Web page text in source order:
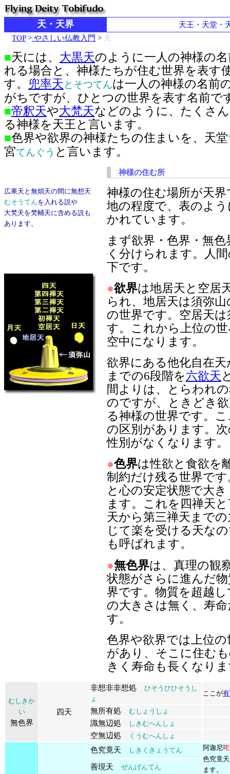
天・天界
天王・天堂・
TOP> やさしい仏教入門 > 天
■天には、 大黒天のように一人の神様の
れる場合と、神様たちが住む世界を表す
す。
兜率天 とそつてんは一人の神様の名前
がちですが、ひとつの世界を表す名前で
■帝釈天や大梵天などのように、たくさ
る神様を天王と言います。
■色界や欲界の神様たちの住まいを、天堂
宮てんぐう と言います。
広果天と無煩天の間に無想天
むそうてんを入れる説や
大梵天を梵輔天に含める説も
あります。
神様の住む所
神様の住む場所が天
地の程度で、表のよ
かれています。
まず欲界・色界・無
く分けられます。人
下です。
●欲界は地居天と空居
られ、地居天は須弥
の世界です。空居天
す。これから上位の
空中になります。
欲界にある他化自在
までの6段階を六欲天
間よりは、とらわれ
のですが、ときどき
る神様の世界です。
の区別があります。
性別がなくなります。
●色界は性欲と食欲を
制約だけ残る世界で
と心の安定状態で大
ます。これを四禅天
天から第三禅天まで
じて楽を受ける天な
も呼ばれます。
●無色界は、真理の観
状態がさらに進んだ
界です。物質を超越
の大きさは無く、寿
す。
色界や欲界では上位
があり、そこに住む
きく寿命も長くなり
むしきか
い
無色界
四天
非想非非想処 ひそうひひそうし
ょ
ここが
無所有処 むしょうしょ
識無辺処 しきむへんしょ
空無辺処 くうむへんしょ
色究竟天 しきくきょうてん 阿迦尼咤
色究竟
ます。
善現天 ぜんげんてん